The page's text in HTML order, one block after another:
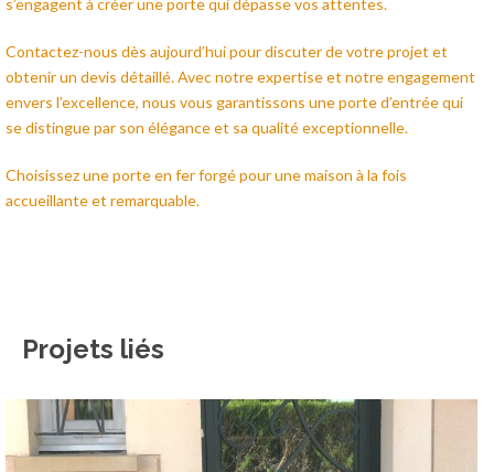
Contactez-nous dès aujourd’hui pour discuter de votre projet et
obtenir un devis détaillé. Avec notre expertise et notre engagement
envers l’excellence, nous vous garantissons une porte d’entrée qui
se distingue par son élégance et sa qualité exceptionnelle.
Choisissez une porte en fer forgé pour une maison à la fois
accueillante et remarquable.
Projets liés